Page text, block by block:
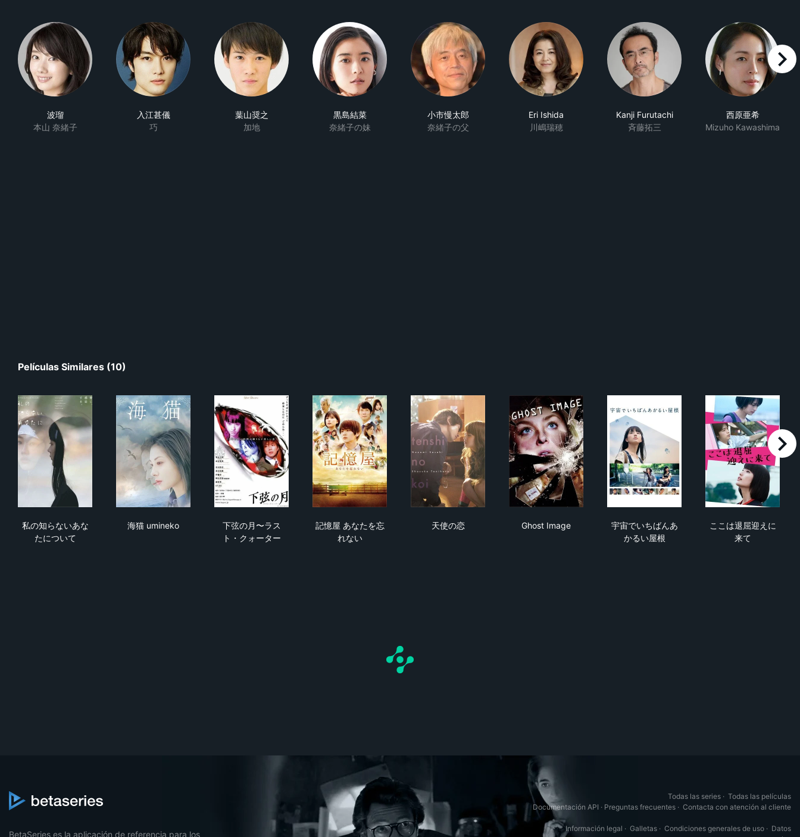
波瑠
本山 奈緒子
入江甚儀
巧
葉山奨之
加地
黒島結菜
奈緒子の妹
小市慢太郎
奈緒子の父
Eri Ishida
川嶋瑞穂
Kanji Furutachi
斉藤拓三
西原亜希
Mizuho Kawashima
right
Películas Similares (10)
私の知らないあな
たについて
海猫 umineko
下弦の月〜ラス
ト・クォーター
記憶屋 あなたを忘
れない
天使の恋
Ghost Image
宇宙でいちばんあ
かるい屋根
ここは退屈迎えに
来て
right
BetaSeries es la aplicación de referencia para los
Todas las series · Todas las películas
Documentación API · Preguntas frecuentes · Contacta con atención al cliente
Información legal · Galletas · Condiciones generales de uso · Datos